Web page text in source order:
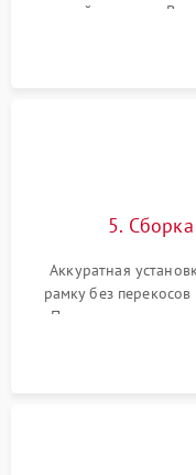
хрупкой матрицы.
прошивка
5.
Аккуратная
рамку без
Подключение
Сброс настроек и